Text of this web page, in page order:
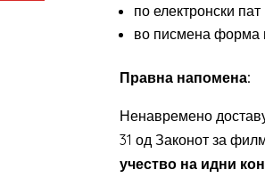
по електронски
во писмена форма
Правна напомена:
Ненавремено
31 од Законот за
учество на идни